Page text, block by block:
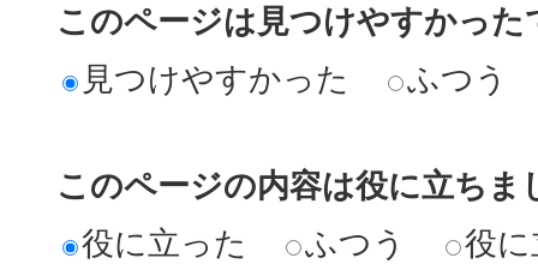
このページは見つけやすかった
見つけやすかった
ふつう
このページの内容は役に立ちま
役に立った
ふつう 役